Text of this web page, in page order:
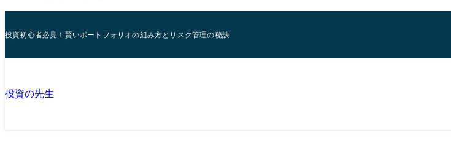
投資初心者必見！賢いポートフォリオの組み方とリスク管理の秘訣
投資の先生